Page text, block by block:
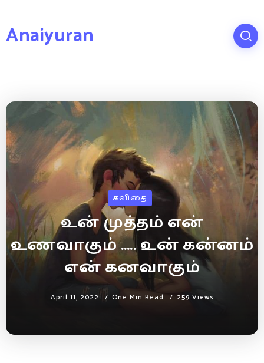
Anaiyuran
கவிதை
உன் முத்தம் என்
உணவாகும் ….. உன் கன்னம்
என் கனவாகும்
April 11, 2022 One Min Read 259 Views